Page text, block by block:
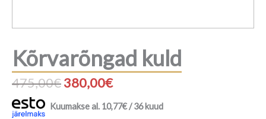
Kõrvarõngad kuld
475,00€Algne
hind
380,00€Praegune
hind
Kuumakse al. 10,77€/ 36 kuud